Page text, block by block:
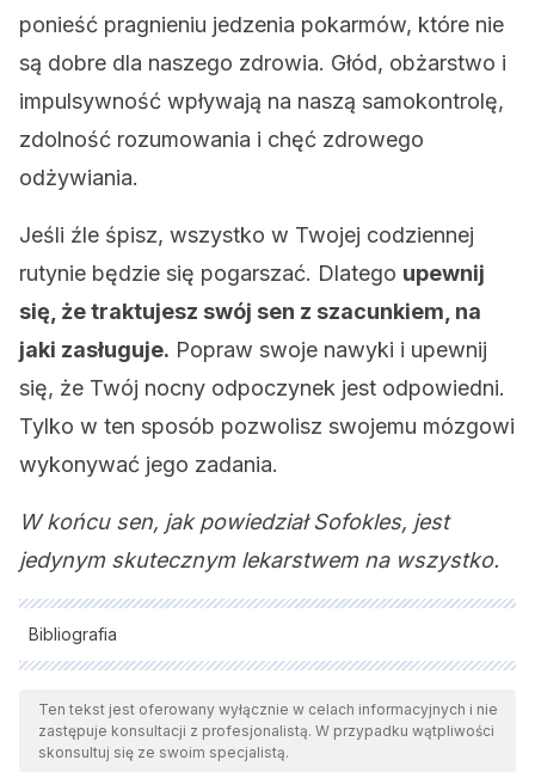
ponieść pragnieniu jedzenia pokarmów, które nie
są dobre dla naszego zdrowia. Głód, obżarstwo i
impulsywność wpływają na naszą samokontrolę,
zdolność rozumowania i chęć zdrowego
odżywiania.
Jeśli źle śpisz, wszystko w Twojej codziennej
rutynie będzie się pogarszać. Dlatego upewnij
się, że traktujesz swój sen z szacunkiem, na
jaki zasługuje. Popraw swoje nawyki i upewnij
się, że Twój nocny odpoczynek jest odpowiedni.
Tylko w ten sposób pozwolisz swojemu mózgowi
wykonywać jego zadania.
W końcu sen, jak powiedział Sofokles, jest
jedynym skutecznym lekarstwem na wszystko.
Bibliografia
Wszystkie cytowane źródła zostały gruntownie
przeanalizowane przez nasz zespół w celu zapewnienia ich
jakości, wiarygodności, aktualności i ważności. Bibliografia
Ten tekst jest oferowany wyłącznie w celach informacyjnych i nie
zastępuje konsultacji z profesjonalistą. W przypadku wątpliwości
skonsultuj się ze swoim specjalistą.